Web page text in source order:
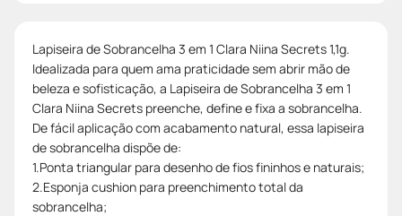
Lapiseira de Sobrancelha 3 em 1 Clara Niina Secrets 1,1g.
Idealizada para quem ama praticidade sem abrir mão de
beleza e sofisticação, a Lapiseira de Sobrancelha 3 em 1
Clara Niina Secrets preenche, define e fixa a sobrancelha.
De fácil aplicação com acabamento natural, essa lapiseira
de sobrancelha dispõe de:
1.Ponta triangular para desenho de fios fininhos e naturais;
2.Esponja cushion para preenchimento total da
sobrancelha;